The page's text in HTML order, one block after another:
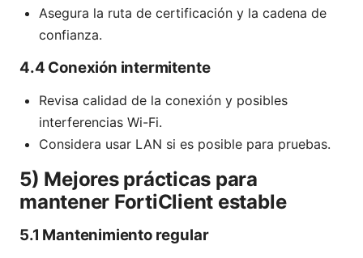
Asegura la ruta de certificación y la cadena de
confianza.
4.4 Conexión intermitente
Revisa calidad de la conexión y posibles
interferencias Wi-Fi.
Considera usar LAN si es posible para pruebas.
5) Mejores prácticas para
mantener FortiClient estable
5.1 Mantenimiento regular